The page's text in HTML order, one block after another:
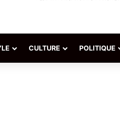
CULTURE POLITIQUE